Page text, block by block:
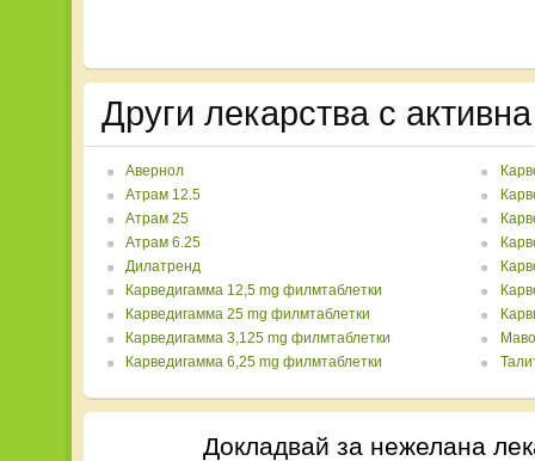
Други лекарства с
Авернол
Атрам 12.5
Атрам 25
Атрам 6.25
Дилатренд
Карведигамма 12,5 mg филмтаблетки
Карведигамма 25 mg филмтаблетки
Карведигамма 3,125 mg филмтаблетки
Карведигамма 6,25 mg филмтаблетки
Докладвай за нежелана